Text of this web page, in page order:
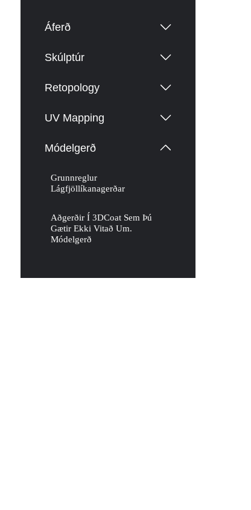
Áferð
Skúlptúr
Retopology
UV Mapping
Módelgerð
Grunnreglur
Lágfjöllíkanagerðar
Aðgerðir Í 3DCoat Sem Þú
Gætir Ekki Vitað Um.
Módelgerð